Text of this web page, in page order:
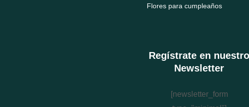
Flores para cumpleaños
Regístrate en nuestro
Newsletter
[newsletter_form